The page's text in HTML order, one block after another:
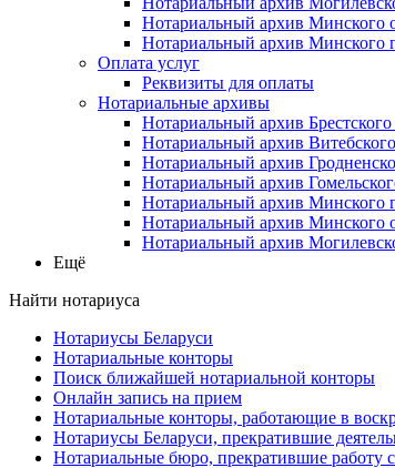
Нотариальный архив Минского
Нотариальный архив Минского
Оплата услуг
Реквизиты для оплаты
Нотариальные архивы
Нотариальный архив
Нотариальный архив
Нотариальный архив
Нотариальный архив
Нотариальный архив Минского
Нотариальный архив Минского
Нотариальный архив
Ещё
Найти нотариуса
Нотариусы Беларуси
Нотариальные конторы
Поиск ближайшей нотариальной конторы
Онлайн запись на прием
Нотариальные конторы, работающие в
Нотариусы Беларуси, прекратившие
Нотариальные бюро, прекратившие работу